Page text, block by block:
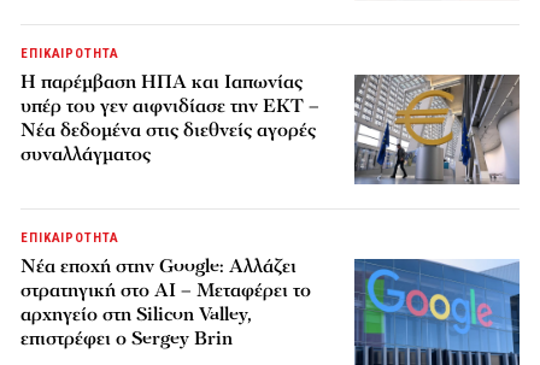
ΕΠΙΚΑΙΡΟΤΗΤΑ
Η παρέμβαση ΗΠΑ και Ιαπωνίας
υπέρ του γεν αιφνιδίασε την ΕΚΤ –
Νέα δεδομένα στις διεθνείς αγορές
συναλλάγματος
ΕΠΙΚΑΙΡΟΤΗΤΑ
Νέα εποχή στην Google: Αλλάζει
στρατηγική στο AI – Μεταφέρει το
αρχηγείο στη Silicon Valley,
επιστρέφει ο Sergey Brin